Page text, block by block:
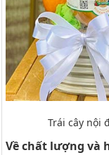
Trái cây nội
Về chất lượng và